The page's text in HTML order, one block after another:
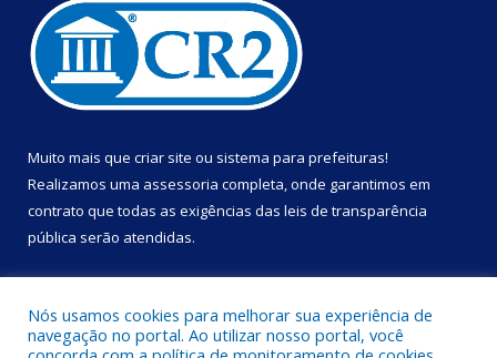
Muito mais que criar site ou sistema para prefeituras!
Realizamos uma assessoria completa, onde garantimos em
contrato que todas as exigências das leis de transparência
pública serão atendidas.
Nós usamos cookies para melhorar sua experiência de
navegação no portal. Ao utilizar nosso portal, você